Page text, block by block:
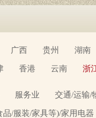
广西 贵州 湖南
香港 云南 浙
服务业 交通/运输/
品/服装/家具等)/家用电器